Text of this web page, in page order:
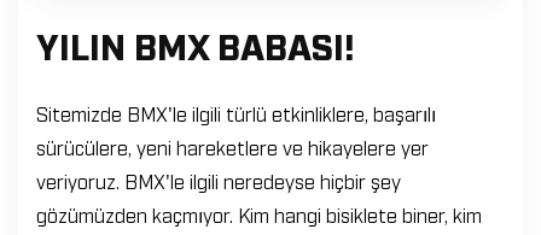
YILIN BMX BABASI!
Sitemizde BMX'le ilgili türlü etkinliklere, başarılı
sürücülere, yeni hareketlere ve hikayelere yer
veriyoruz. BMX'le ilgili neredeyse hiçbir şey
gözümüzden kaçmıyor. Kim hangi bisiklete biner, kim